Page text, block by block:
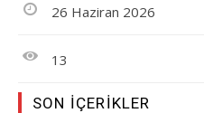
26 Haziran 2026
13
SON İÇERIKLER